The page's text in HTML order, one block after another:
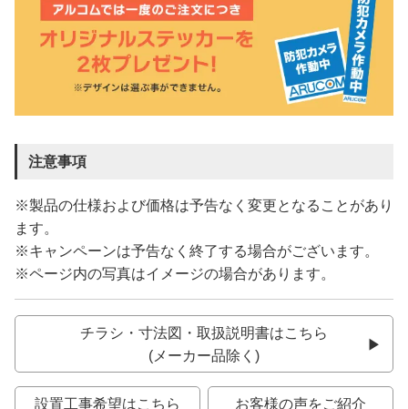
注意事項
※製品の仕様および価格は予告なく変更となることがあり
ます。
※キャンペーンは予告なく終了する場合がございます。
※ページ内の写真はイメージの場合があります。
チラシ・寸法図・取扱説明書はこちら
(メーカー品除く)
設置工事希望はこちら お客様の声をご紹介